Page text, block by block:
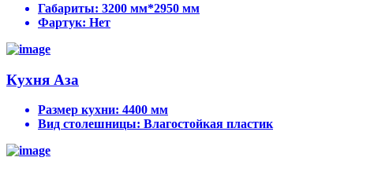
Габариты: 3200 мм*2950 мм
Фартук: Нет
Кухня Аза
Размер кухни: 4400 мм
Вид столешницы: Влагостойкая пластик